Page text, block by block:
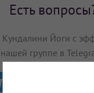
Есть
Кундалини Йоги с
нашей группе в